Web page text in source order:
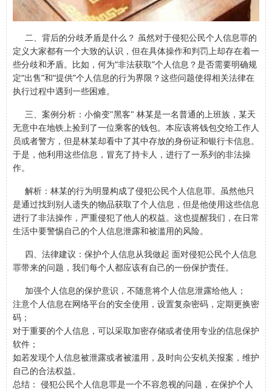
二、背后的分歧矛盾是什么？ 虽然对于侵犯公民个人信息罪的
定义大家都有一个大致的认识，但在具体操作和判罚上却存在着一
些分歧和矛盾。比如，何为“非法获取”个人信息？是否需要明确规
定“出售”和“提供”个人信息的行为界限？这些问题使得相关法律在
执行过程中遇到一些困难。
三、案例分析：小偷变"黑客" 林某是一名普通的上班族，某天
无意中在地铁上捡到了一位乘客的钱包。本应该将钱包交给工作人
员或者警方，但是林某却看中了其中存放的身份证和银行卡信息。
于是，他利用这些信息，冒充了持卡人，进行了一系列的非法操
作。
解析：林某的行为明显构成了侵犯公民个人信息罪。虽然他只
是通过找到别人遗失的物品获取了个人信息，但是他使用这些信息
进行了非法操作，严重侵犯了他人的权益。这也提醒我们，在日常
生活中要警惕自己的个人信息泄露和被滥用的风险。
四、法律建议：保护个人信息从我做起 面对侵犯公民个人信息
罪带来的问题，我们每个人都应该有自己的一份保护责任。
加强个人信息的保护意识，不随意将个人信息泄露给他人；
注意个人信息在网络平台的安全使用，设置复杂密码，定期更换密
码；
对于重要的个人信息，可以采取加密存储或者使用专业的信息保护
软件；
如若发现个人信息被泄露或者被滥用，及时向公安机关报案，维护
自己的合法权益。
总结： 侵犯公民个人信息罪是一个不容忽视的问题，在保护个人